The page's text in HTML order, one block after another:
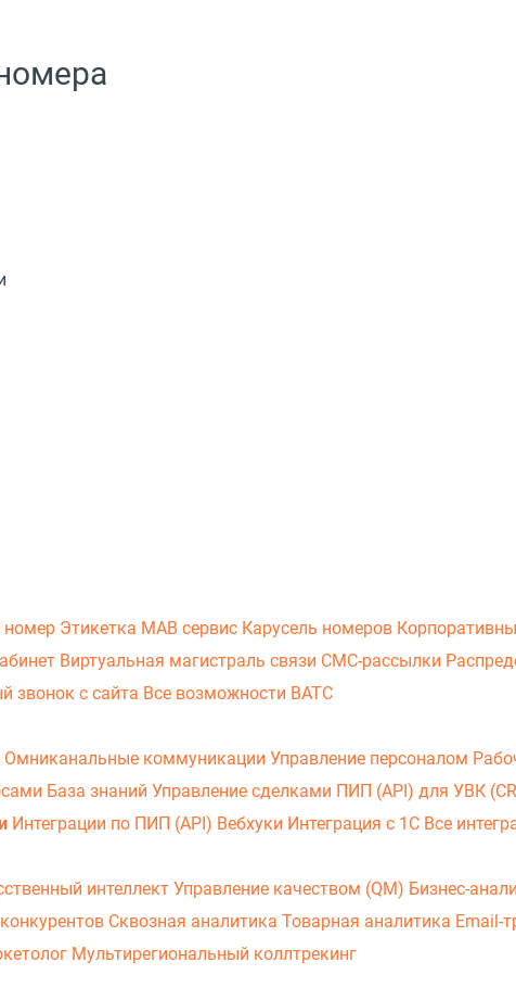
номер Этикетка МАВ сервис Карусель номеров
Виртуальная магистраль связи СМС-рассылки
звонок с сайта Все возможности ВАТС
Омниканальные коммуникации Управление персоналом
База знаний Управление сделками ПИП (API) для УВК
Интеграции по ПИП (API) Вебхуки Интеграция с 1С Все
интеллект Управление качеством (QM) Бизнес-
Сквозная аналитика Товарная аналитика Email-
Мультирегиональный коллтрекинг